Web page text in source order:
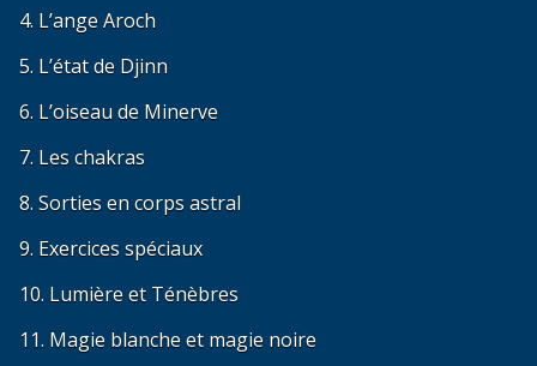
4. L’ange Aroch
5. L’état de Djinn
6. L’oiseau de Minerve
7. Les chakras
8. Sorties en corps astral
9. Exercices spéciaux
10. Lumière et Ténèbres
11. Magie blanche et magie noire